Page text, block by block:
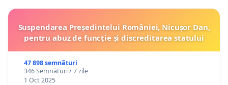
Suspendarea Președintelui României, Nicușor Dan,
pentru abuz de funcție și discreditarea statului
47 898 semnături
346 Semnături / 7 zile
1 Oct 2025